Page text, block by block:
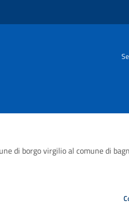
di borgo virgilio al comune di